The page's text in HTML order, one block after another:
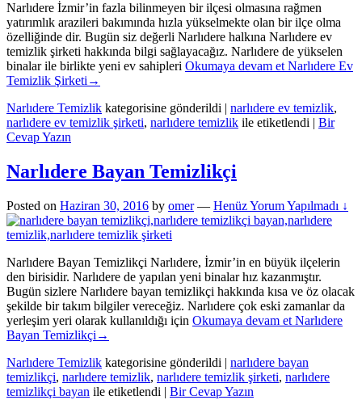
Narlıdere İzmir’in fazla bilinmeyen bir ilçesi olmasına rağmen
yatırımlık arazileri bakımında hızla yükselmekte olan bir ilçe olma
özelliğinde dir. Bugün siz değerli Narlıdere halkına Narlıdere ev
temizlik şirketi hakkında bilgi sağlayacağız. Narlıdere de yükselen
binalar ile birlikte yeni ev sahipleri Okumaya devam et Narlıdere Ev
Temizlik Şirketi →
Narlıdere Temizlik kategorisine gönderildi | narlıdere ev temizlik,
narlıdere ev temizlik şirketi, narlıdere temizlik ile etiketlendi | Bir
Cevap Yazın
Narlıdere Bayan Temizlikçi
Posted on Haziran 30, 2016 by omer — Henüz Yorum Yapılmadı ↓
Narlıdere Bayan Temizlikçi Narlıdere, İzmir’in en büyük ilçelerin
den birisidir. Narlıdere de yapılan yeni binalar hız kazanmıştır.
Bugün sizlere Narlıdere bayan temizlikçi hakkında kısa ve öz olacak
şekilde bir takım bilgiler vereceğiz. Narlıdere çok eski zamanlar da
yerleşim yeri olarak kullanıldığı için Okumaya devam et Narlıdere
Bayan Temizlikçi →
Narlıdere Temizlik kategorisine gönderildi | narlıdere bayan
temizlikçi, narlıdere temizlik, narlıdere temizlik şirketi, narlıdere
temizlikçi bayan ile etiketlendi | Bir Cevap Yazın